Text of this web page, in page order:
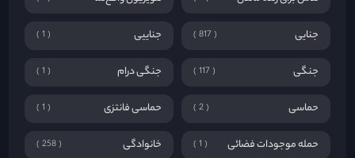
درام 2469 درام روانشناختی 2
درام سیاسی 1 درام مستند 1
رازآلود 441 رمانتیک 13
رمانتیک تاریک 1 رمانتیک حس خوب 1